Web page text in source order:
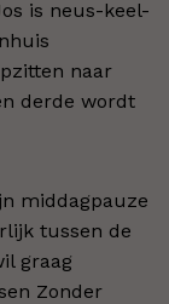
is neus-keel-
naar
derde wordt
middagpauze
tussen de
graag
Zonder